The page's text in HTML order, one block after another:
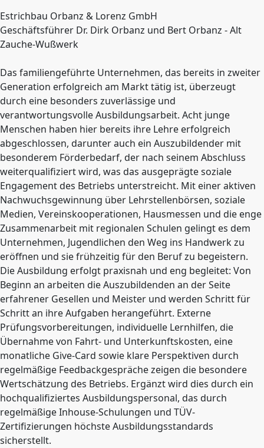
Estrichbau Orbanz & Lorenz GmbH
Geschäftsführer Dr. Dirk Orbanz und Bert Orbanz - Alt
Zauche-Wußwerk
Das familiengeführte Unternehmen, das bereits in zweiter
Generation erfolgreich am Markt tätig ist, überzeugt
durch eine besonders zuverlässige und
verantwortungsvolle Ausbildungsarbeit. Acht junge
Menschen haben hier bereits ihre Lehre erfolgreich
abgeschlossen, darunter auch ein Auszubildender mit
besonderem Förderbedarf, der nach seinem Abschluss
weiterqualifiziert wird, was das ausgeprägte soziale
Engagement des Betriebs unterstreicht. Mit einer aktiven
Nachwuchsgewinnung über Lehrstellenbörsen, soziale
Medien, Vereinskooperationen, Hausmessen und die enge
Zusammenarbeit mit regionalen Schulen gelingt es dem
Unternehmen, Jugendlichen den Weg ins Handwerk zu
eröffnen und sie frühzeitig für den Beruf zu begeistern.
Die Ausbildung erfolgt praxisnah und eng begleitet: Von
Beginn an arbeiten die Auszubildenden an der Seite
erfahrener Gesellen und Meister und werden Schritt für
Schritt an ihre Aufgaben herangeführt. Externe
Prüfungsvorbereitungen, individuelle Lernhilfen, die
Übernahme von Fahrt- und Unterkunftskosten, eine
monatliche Give-Card sowie klare Perspektiven durch
regelmäßige Feedbackgespräche zeigen die besondere
Wertschätzung des Betriebs. Ergänzt wird dies durch ein
hochqualifiziertes Ausbildungspersonal, das durch
regelmäßige Inhouse-Schulungen und TÜV-
Zertifizierungen höchste Ausbildungsstandards
sicherstellt.